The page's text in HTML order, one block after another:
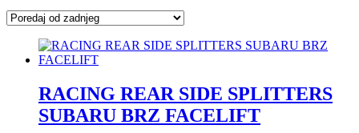
RACING REAR SIDE SPLITTERS
SUBARU BRZ FACELIFT